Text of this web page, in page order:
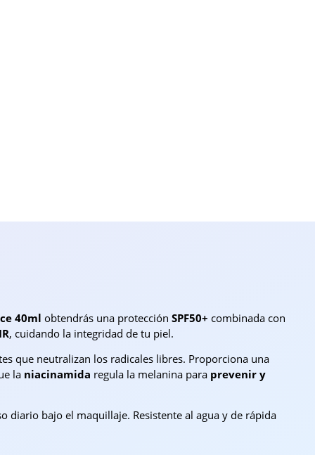
40ml obtendrás una protección SPF50+ combinada con
, cuidando la integridad de tu piel.
que neutralizan los radicales libres. Proporciona una
la niacinamida regula la melanina para prevenir y
diario bajo el maquillaje. Resistente al agua y de rápida